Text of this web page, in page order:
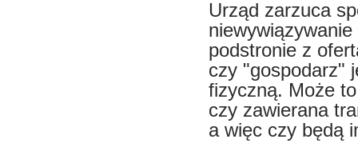
Urząd zarzuca
podstronie z
czy "gospodarz"
fizyczną. Może
czy zawierana
a więc czy będą